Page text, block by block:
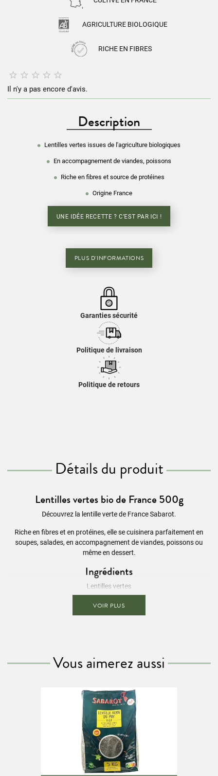
AGRICULTURE BIOLOGIQUE
RICHE EN FIBRES
    
Il n'y a pas encore d'avis.
Description
Lentilles vertes issues de l'agriculture biologiques
En accompagnement de viandes, poissons
Riche en fibres et source de protéines
Origine France
UNE IDÉE RECETTE ? C’EST PAR ICI !
PLUS D'INFORMATIONS
Garanties sécurité
Politique de livraison
Politique de retours
Détails du produit
Lentilles vertes bio de France 500g
Découvrez la lentille verte de France Sabarot.
Riche en fibres et en protéines, elle se cuisinera parfaitement en
soupes, salades, en accompagnement de viandes, poissons ou
même en dessert.
Ingrédients
Lentilles vertes
Présence possible de céréales contenant du
grassont destinées aux personnes intolérantes
Plongez les lentilles dans trois fois leur volume d’eau froide. Faites
cuire pendant environ 20 minutes à partir de l’ébullition. Ne saler les
Informations nutritionnelles / 100g
Valeur énergétique
1411 kJ (333 kcal)
Matières grasses
Dont acides gras saturés
Glucides
VOIR PLUS
Vous aimerez aussi